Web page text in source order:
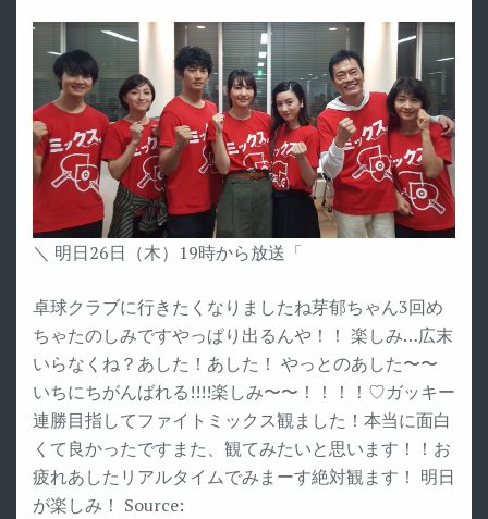
＼ 明日26日（木）19時から放送「
卓球クラブに行きたくなりましたね芽郁ちゃん3回め
ちゃたのしみですやっぱり出るんや！！ 楽しみ…広末
いらなくね？あした！あした！ やっとのあした〜〜
いちにちがんばれる!!!!楽しみ〜〜！！！！♡ガッキー
連勝目指してファイトミックス観ました！本当に面白
くて良かったですまた、観てみたいと思います！！お
疲れあしたリアルタイムでみまーす絶対観ます！ 明日
が楽しみ！ Source: